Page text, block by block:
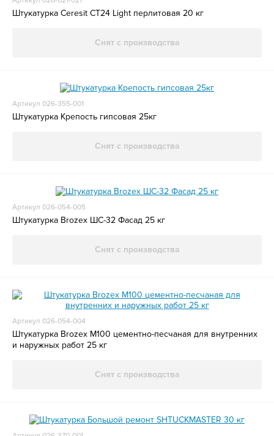
Штукатурка Ceresit СТ24 Light перлитовая 20 кг
Снят с производства
Артикул 026-355-001
Штукатурка Крепость гипсовая 25кг
Снят с производства
Артикул 026-054-005
Штукатурка Brozex ШС-32 Фасад 25 кг
Снят с производства
Артикул 026-054-004
Штукатурка Brozex М100 цементно-песчаная для внутренних
и наружных работ 25 кг
Снят с производства